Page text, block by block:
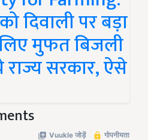
दिवाली पर बड़ा
मुफत बिजली
सरकार, ऐसे